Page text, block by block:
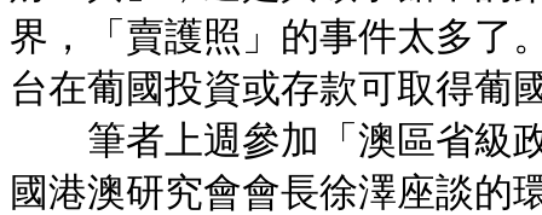
界，「賣護照」的事件太多了
台在葡國投資或存款可取得葡
筆者上週參加「澳區省級政
國港澳研究會會長徐澤座談的